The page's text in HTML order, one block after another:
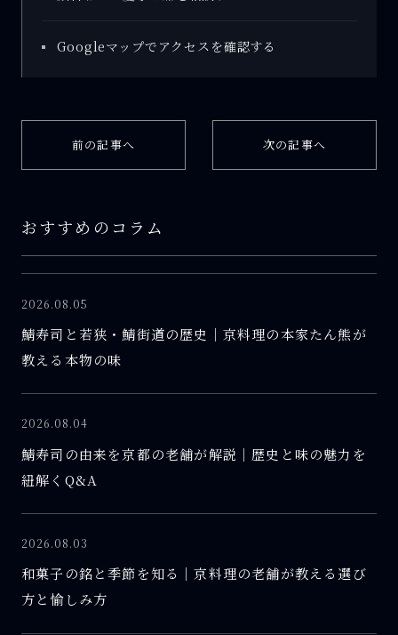
Googleマップでアクセスを確認する
前の記事へ 次の記事へ
おすすめのコラム
2026.08.05
鯖寿司と若狭・鯖街道の歴史｜京料理の本家たん熊が
教える本物の味
2026.08.04
鯖寿司の由来を京都の老舗が解説｜歴史と味の魅力を
紐解くQ&A
2026.08.03
和菓子の銘と季節を知る｜京料理の老舗が教える選び
方と愉しみ方